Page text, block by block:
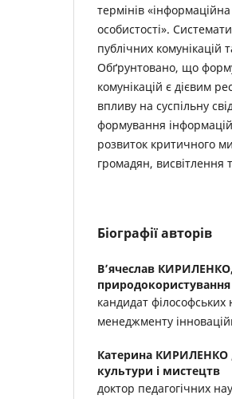
термінів
особистості».
публічних комунікацій
Обґрунтовано, що
комунікацій є дієвим
впливу на суспільну
формування
розвиток критичного
громадян, висвітлення
Біографії авторів
В’ячеслав КИРИЛЕНКО,
природокористування
кандидат
менеджменту
Катерина КИРИЛЕНКО
культури і мистецтв
доктор педагогічних